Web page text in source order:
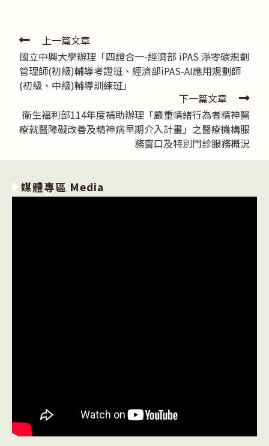
Read
more
articles
上一篇文章
國立中興大學辦理「四證合一-經濟部 iPAS 淨零碳規劃
管理師(初級)輔導考證班、經濟部iPAS-AI應用規劃師
(初級、中級)輔導訓練班」
下一篇文章
衛生福利部114年度補助辦理「嚴重情緒行為者精神醫
療就醫障礙改善及精神病早期介入計畫」之醫療機構服
務窗口及特別門診服務概況
媒體專區 Media